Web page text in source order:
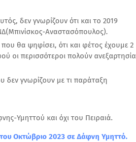
δεν γνωρίζουν ότι και το 2019
Αναστασόπουλος).
θα ψηφίσει, ότι και φέτος έχουμε 2
οι περισσότεροι πολούν ανεξαρτησία
δεν γνωρίζουν με τι παράταξη
Υμηττού και όχι του Πειραιά.
του Οκτώβριο 2023 σε Δάφνη Υμηττό.